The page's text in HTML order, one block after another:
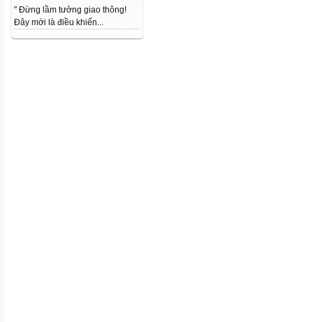
" Đừng lầm tưởng giao thông!
Đây mới là điều khiến...